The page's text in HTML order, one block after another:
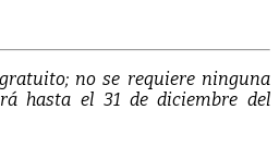
no se requiere ninguna
hasta el 31 de diciembre del